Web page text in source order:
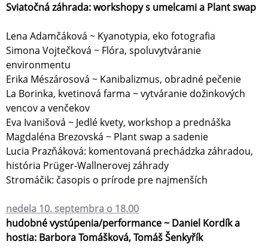
Sviatočná záhrada: workshopy s umelcami a Plant swap
Lena Adamčáková ~ Kyanotypia, eko fotografia
Simona Vojtečková ~ Flóra, spoluvytváranie
environmentu
Erika Mészárosová ~ Kanibalizmus, obradné pečenie
La Borinka, kvetinová farma ~ vytváranie dožinkových
vencov a venčekov
Eva Ivanišová ~ Jedlé kvety, workshop a prednáška
Magdaléna Brezovská ~ Plant swap a sadenie
Lucia Prazňáková: komentovaná prechádzka záhradou,
história Prüger-Wallnerovej záhrady
Stromáčik: časopis o prírode pre najmenších
nedela 10. septembra o 18.00
hudobné vystúpenia/performance ~ Daniel Kordík a
hostia: Barbora Tomášková, Tomáš Šenkyřík